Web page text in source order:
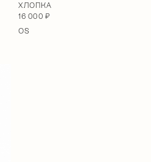
ХЛОПКА
16 000 ₽
OS